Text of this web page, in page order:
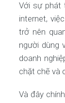
Với sự phát
internet, việc
trở nên
người dùng
doanh
chặt chẽ và
Và đây